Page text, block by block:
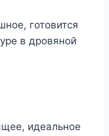
готовится
в дровяной
идеальное